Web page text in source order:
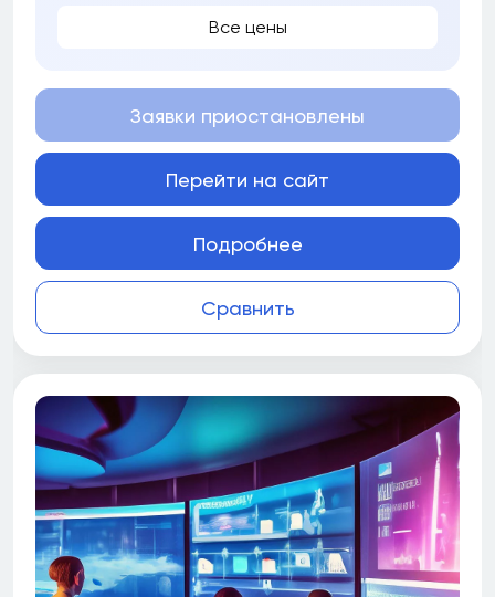
Все цены
Сравнить
Заявки приостановлены
Перейти на сайт
Подробнее